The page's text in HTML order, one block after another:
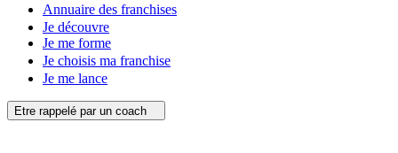
Annuaire des franchises
Je découvre
Je me forme
Je choisis ma franchise
Je me lance
Etre rappelé par un coach